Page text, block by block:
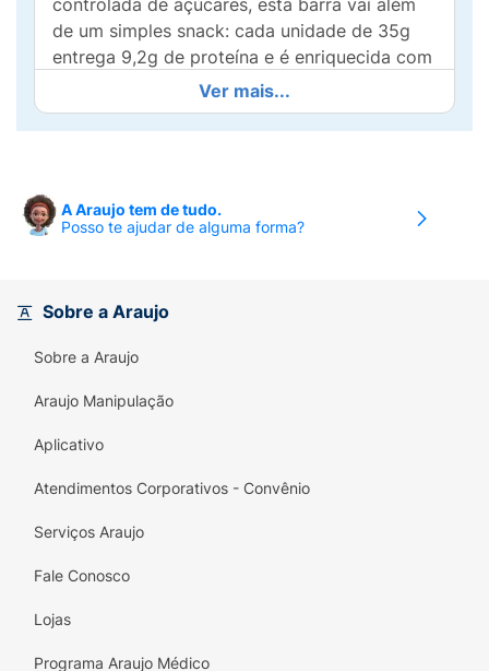
controlada de açúcares, esta barra vai além
de um simples snack: cada unidade de 35g
entrega 9,2g de proteína e é enriquecida com
colágeno, auxiliando na manutenção da pele e
articulações enquanto sacia sua fome de
forma nutritiva.
Equilíbrio Nutricional: Apenas 134 calorias
proteína e adição de colágeno.
Energia Natural: Base de tâmara, garantindo
derrete na boca.
Ver mais...
A Araujo tem de tudo.
Posso te ajudar de alguma forma?
Sobre a Araujo
Sobre a Araujo
Araujo Manipulação
Aplicativo
Atendimentos Corporativos - Convênio
Serviços Araujo
Fale Conosco
Lojas
Programa Araujo Médico